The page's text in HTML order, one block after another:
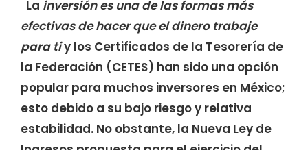
La inversión es una de las formas más
efectivas de hacer que el dinero trabaje
para tiy los Certificados de la Tesorería de
la Federación (CETES) han sido una opción
popular para muchos inversores en México;
esto debido a su bajo riesgo y relativa
estabilidad. No obstante, la Nueva Ley de